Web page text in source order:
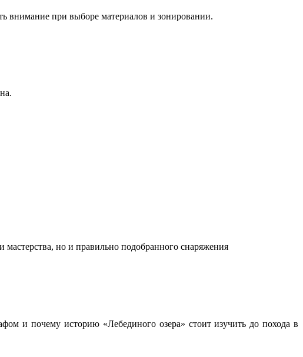
внимание при выборе материалов и зонировании.
мастерства, но и правильно подобранного снаряжения
и почему историю «Лебединого озера» стоит изучить до похода в